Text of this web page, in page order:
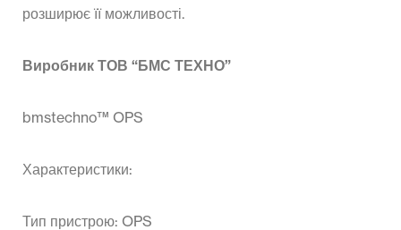
розширює її можливості.
Виробник ТОВ “БМС ТЕХНО”
bmstechno™ OPS
Характеристики:
Тип пристрою: OPS